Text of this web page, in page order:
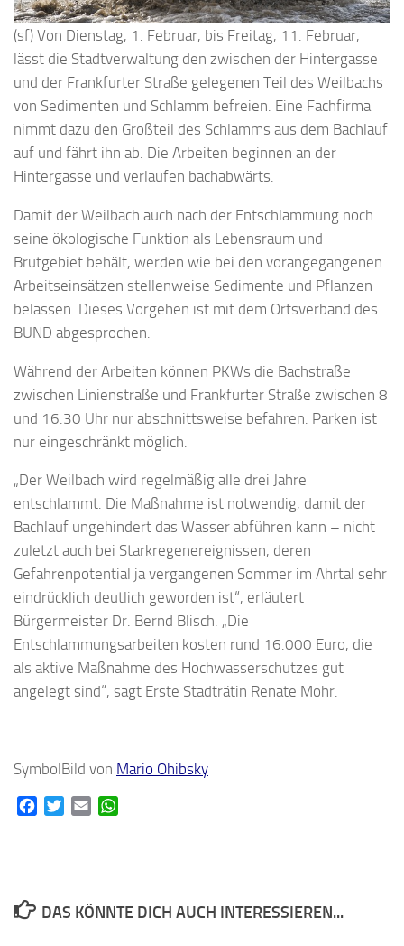
(sf) Von Dienstag, 1. Februar, bis Freitag, 11. Februar,
lässt die Stadtverwaltung den zwischen der Hintergasse
und der Frankfurter Straße gelegenen Teil des Weilbachs
von Sedimenten und Schlamm befreien. Eine Fachfirma
nimmt dazu den Großteil des Schlamms aus dem Bachlauf
auf und fährt ihn ab. Die Arbeiten beginnen an der
Hintergasse und verlaufen bachabwärts.
Damit der Weilbach auch nach der Entschlammung noch
seine ökologische Funktion als Lebensraum und
Brutgebiet behält, werden wie bei den vorangegangenen
Arbeitseinsätzen stellenweise Sedimente und Pflanzen
belassen. Dieses Vorgehen ist mit dem Ortsverband des
BUND abgesprochen.
Während der Arbeiten können PKWs die Bachstraße
zwischen Linienstraße und Frankfurter Straße zwischen 8
und 16.30 Uhr nur abschnittsweise befahren. Parken ist
nur eingeschränkt möglich.
„Der Weilbach wird regelmäßig alle drei Jahre
entschlammt. Die Maßnahme ist notwendig, damit der
Bachlauf ungehindert das Wasser abführen kann – nicht
zuletzt auch bei Starkregenereignissen, deren
Gefahrenpotential ja vergangenen Sommer im Ahrtal sehr
eindrücklich deutlich geworden ist“, erläutert
Bürgermeister Dr. Bernd Blisch. „Die
Entschlammungsarbeiten kosten rund 16.000 Euro, die
als aktive Maßnahme des Hochwasserschutzes gut
angelegt sind“, sagt Erste Stadträtin Renate Mohr.
SymbolBild von Mario Ohibsky
FacebookTwitterEmail
DAS KÖNNTE DICH AUCH INTERESSIEREN...